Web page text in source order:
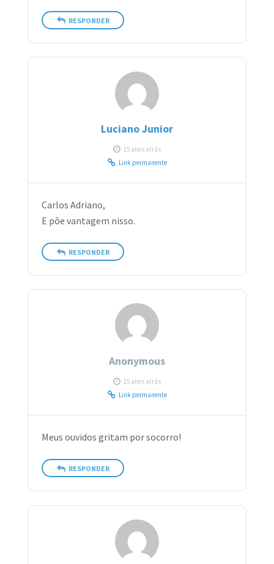
RESPONDER
Luciano Junior
15 anos atrás
Link permanente
Carlos Adriano,
E põe vantagem nisso.
RESPONDER
Anonymous
15 anos atrás
Link permanente
Meus ouvidos gritam por socorro!
RESPONDER